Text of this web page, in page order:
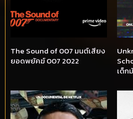
The Sound of 007 มนต์เสียง
ยอดพยัคฆ์ 007 2022
เด็ก